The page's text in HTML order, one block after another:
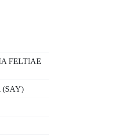
FELTIAE
(SAY)